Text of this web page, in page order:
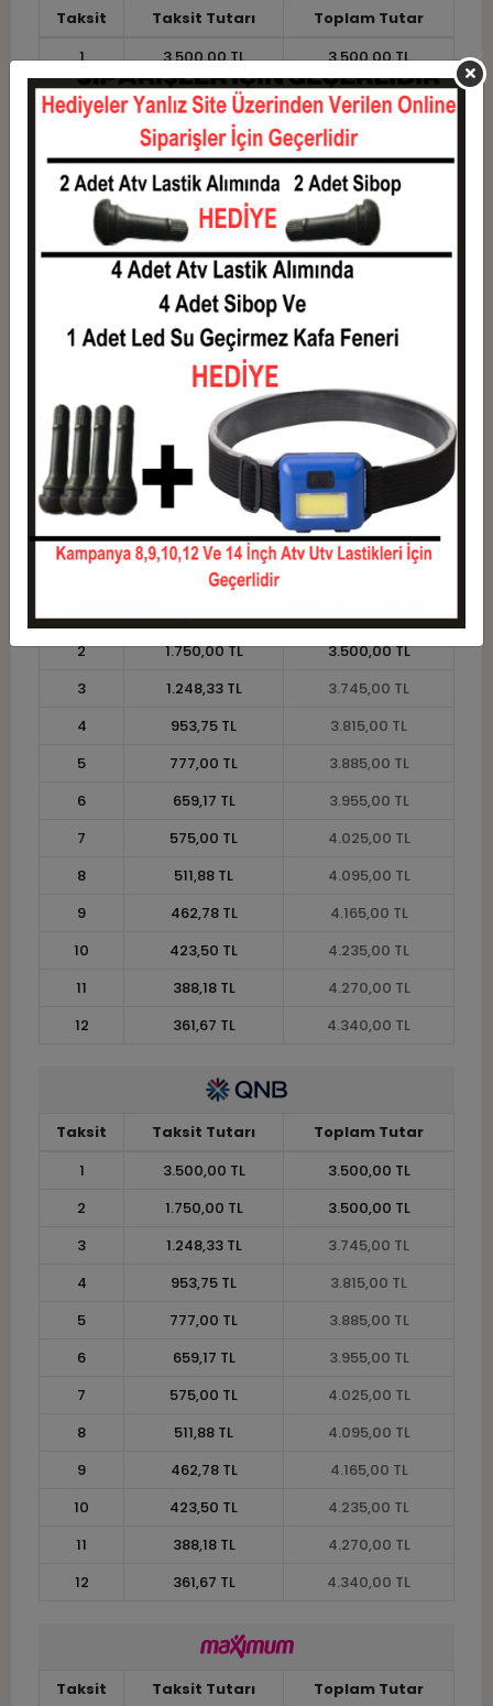
Taksit Taksit Tutarı
Toplam Tutar
1
3.500,00 TL
3.500,00 TL
2
1.750,00 TL
3.500,00 TL
1.248,33 TL
3.745,00 TL
4
953,75 TL
3.815,00 TL
777,00 TL
3.885,00 TL
659,17 TL
3.955,00 TL
575,00 TL
4.025,00 TL
511,88 TL
462,78 TL
423,50 TL
4.235,00 TL
11
388,18 TL
4.270,00 TL
12
361,67 TL 4.340,00 TL
Taksit Tutarı
1
3.500,00 TL
3.500,00 TL
2
1.750,00 TL
3.500,00 TL
3
1.248,33 TL
3.745,00 TL
4
953,75 TL
3.815,00 TL
5
777,00 TL
3.885,00 TL
6
659,17 TL
3.955,00 TL
7
575,00 TL
4.025,00 TL
8
511,88 TL
4.095,00 TL
9
462,78 TL
4.165,00 TL
10
423,50 TL
4.235,00 TL
11
388,18 TL
4.270,00 TL
12
361,67 TL 4.340,00 TL
Taksit Taksit Tutarı
Toplam Tutar
1
3.500,00 TL
3.500,00 TL
2
1.750,00 TL
3.500,00 TL
3
1.248,33 TL
3.745,00 TL
4
953,75 TL
3.815,00 TL
5
777,00 TL
3.885,00 TL
6
659,17 TL
3.955,00 TL
7
575,00 TL
4.025,00 TL
8
511,88 TL
4.095,00 TL
9
462,78 TL
4.165,00 TL
10
423,50 TL
4.235,00 TL
11
388,18 TL
4.270,00 TL
12
361,67 TL 4.340,00 TL
Taksit Taksit Tutarı Toplam Tutar